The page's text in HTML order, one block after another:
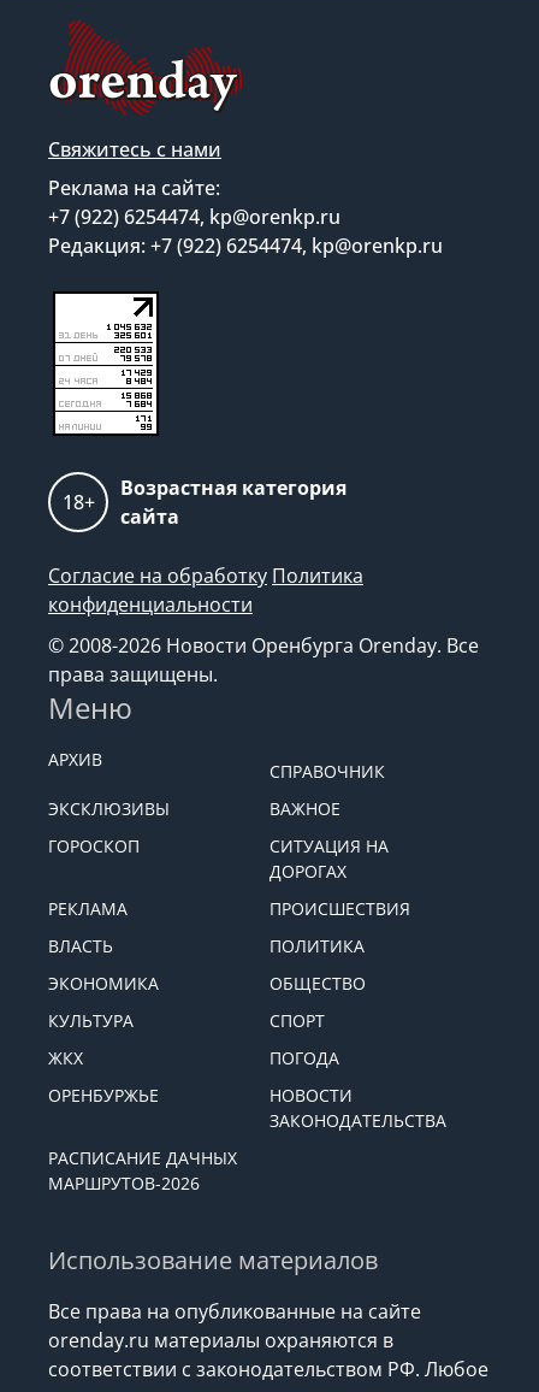
Свяжитесь с нами
Реклама на сайте:
+7 (922) 6254474, kp@orenkp.ru
Редакция: +7 (922) 6254474, kp@orenkp.ru
18+
Возрастная категория
сайта
Согласие на обработку Политика
конфиденциальности
© 2008-2026 Новости Оренбурга Orenday. Все
права защищены.
Меню
АРХИВ
СПРАВОЧНИК
ЭКСКЛЮЗИВЫ
ВАЖНОЕ
ГОРОСКОП
СИТУАЦИЯ НА
ДОРОГАХ
РЕКЛАМА
ПРОИСШЕСТВИЯ
ВЛАСТЬ
ПОЛИТИКА
ЭКОНОМИКА
ОБЩЕСТВО
КУЛЬТУРА
СПОРТ
ЖКХ
ПОГОДА
ОРЕНБУРЖЬЕ
НОВОСТИ
ЗАКОНОДАТЕЛЬСТВА
РАСПИСАНИЕ ДАЧНЫХ
МАРШРУТОВ-2026
Использование материалов
Все права на опубликованные на сайте
orenday.ru материалы охраняются в
соответствии с законодательством РФ. Любое